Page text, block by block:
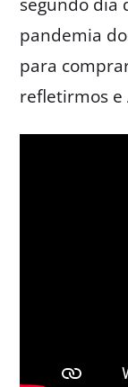
segundo dia
pandemia
para
refletirmos e